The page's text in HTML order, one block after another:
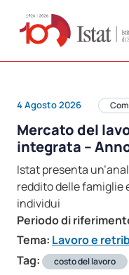
4 Agosto 2026
Mercato del
integrata –
Istat presenta
reddito delle famiglie
individui
Periodo di
Tema: Lavoro e
Tag:
costo del lavoro